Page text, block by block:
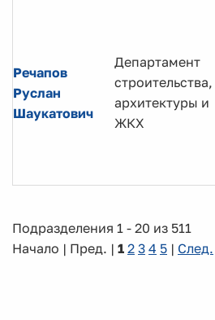
Речапов
Руслан
Шаукатович
Департамент
строительства,
архитектуры и
ЖКХ
Подразделения 1 - 20 из 511
Начало | Пред. | 1 2 3 4 5 | След.